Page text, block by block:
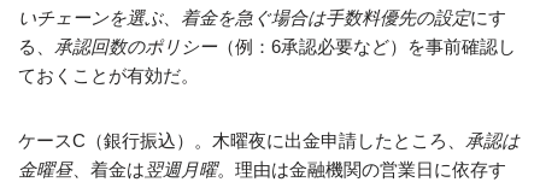
いチェーンを選ぶ、 着金を急ぐ場合は手数料優先の設定にす
る、 承認回数のポリシー （例：6承認必要など）を事前確認し
ておくことが有効だ。
ケースC（銀行振込）。木曜夜に出金申請したところ、 承認は
金曜昼、着金は翌週月曜。理由は金融機関の営業日に依存す